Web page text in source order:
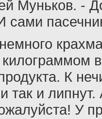
Муньков. -
сами
К
так и
У